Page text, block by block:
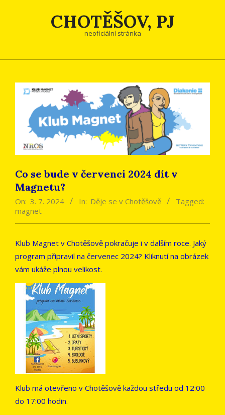
CHOTĚŠOV, PJ
neoficiální stránka
Co se bude v červenci 2024 dít v
Magnetu?
On: 3. 7. 2024 In: Děje se v Chotěšově
Tagged:
magnet
Klub Magnet v Chotěšově pokračuje i v dalším roce. Jaký
program připravil na červenec 2024? Kliknutí na obrázek
vám ukáže plnou velikost.
Klub má otevřeno v Chotěšově každou středu od 12:00
do 17:00 hodin.